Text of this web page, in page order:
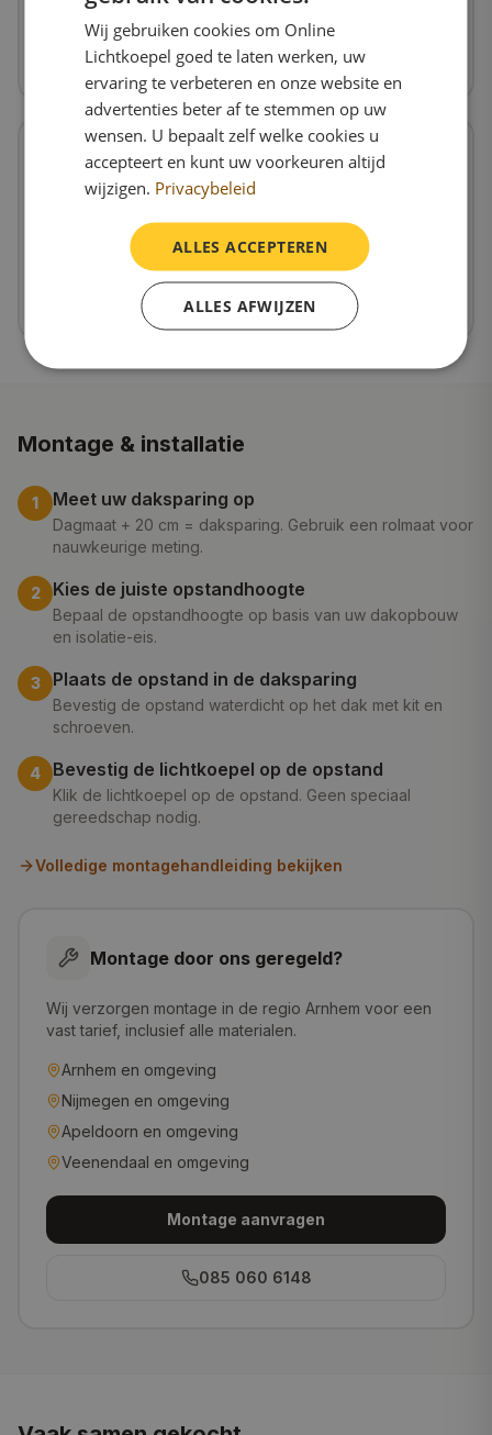
Polyester E30/6 (beste keuze)
Bekijk product
Passief huis of BENG-norm
Polyester E30/8 of E50/8
Montage & installatie
1 Meet uw daksparing op
Dagmaat + 20 cm = daksparing. Gebruik een rolmaat voor
nauwkeurige meting.
2 Kies de juiste opstandhoogte
Bepaal de opstandhoogte op basis van uw dakopbouw
en isolatie-eis.
3 Plaats de opstand in de daksparing
Bevestig de opstand waterdicht op het dak met kit en
schroeven.
4 Bevestig de lichtkoepel op de opstand
Klik de lichtkoepel op de opstand. Geen speciaal
gereedschap nodig.
Volledige montagehandleiding bekijken
Montage door ons geregeld?
Wij verzorgen montage in de regio Arnhem voor een
vast tarief, inclusief alle materialen.
Arnhem en omgeving
Nijmegen en omgeving
Apeldoorn en omgeving
Veenendaal en omgeving
Montage aanvragen
085 060 6148
Wij gebruiken cookies om Online
Lichtkoepel goed te laten werken, uw
ervaring te verbeteren en onze website en
advertenties beter af te stemmen op uw
wensen. U bepaalt zelf welke cookies u
accepteert en kunt uw voorkeuren altijd
wijzigen. Privacybeleid
ALLES ACCEPTEREN
ALLES AFWIJZEN